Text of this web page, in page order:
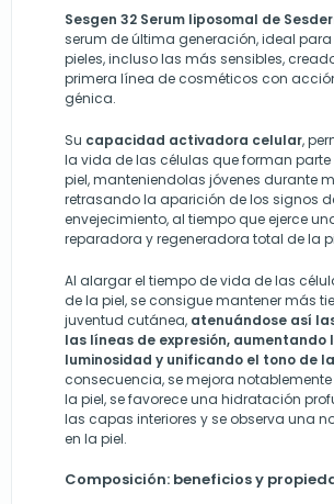
Sesgen 32 Serum liposomal de
serum de última generación, ideal
pieles, incluso las más sensibles,
primera línea de cosméticos con
génica.
Su capacidad activadora celular,
la vida de las células que forman parte
piel, manteniendolas jóvenes durante
retrasando la aparición de los signos
envejecimiento, al tiempo que ejerce
reparadora y regeneradora total de la
Al alargar el tiempo de vida de las
de la piel, se consigue mantener más
juventud cutánea, atenuándose así
las líneas de expresión, aumentando
luminosidad y unificando el tono de
consecuencia, se mejora
la piel, se favorece una hidratación
las capas interiores y se observa una
en la piel.
Composición: beneficios y